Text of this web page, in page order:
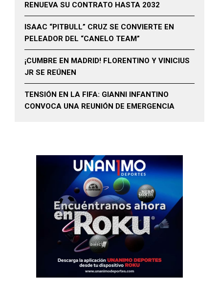
RENUEVA SU CONTRATO HASTA 2032
ISAAC “PITBULL” CRUZ SE CONVIERTE EN
PELEADOR DEL “CANELO TEAM”
¡CUMBRE EN MADRID! FLORENTINO Y VINICIUS
JR SE REÚNEN
TENSIÓN EN LA FIFA: GIANNI INFANTINO
CONVOCA UNA REUNIÓN DE EMERGENCIA